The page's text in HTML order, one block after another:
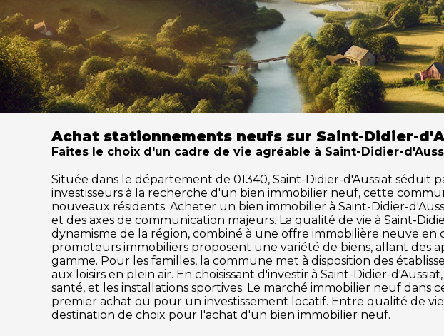
Achat stationnements neufs sur Saint-Didier-
Faites le choix d'un cadre de vie agréable à Saint-Didier-
Située dans le département de 01340, Saint-Didier-d'Aussiat séduit
investisseurs à la recherche d'un bien immobilier neuf, cette
nouveaux résidents. Acheter un bien immobilier à Saint-Didier-
et des axes de communication majeurs. La qualité de vie à Saint-
dynamisme de la région, combiné à une offre immobilière neuve
promoteurs immobiliers proposent une variété de biens, allant des
gamme. Pour les familles, la commune met à disposition des
aux loisirs en plein air. En choisissant d'investir à Saint-Didier-
santé, et les installations sportives. Le marché immobilier neuf
premier achat ou pour un investissement locatif. Entre qualité de
destination de choix pour l'achat d'un bien immobilier neuf.